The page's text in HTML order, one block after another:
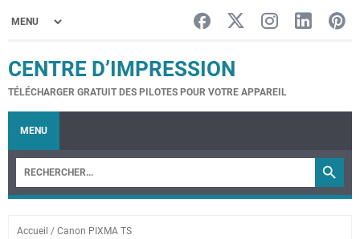
CENTRE D’IMPRESSION
TÉLÉCHARGER GRATUIT DES PILOTES POUR VOTRE APPAREIL
MENU
Accueil / Canon PIXMA TS